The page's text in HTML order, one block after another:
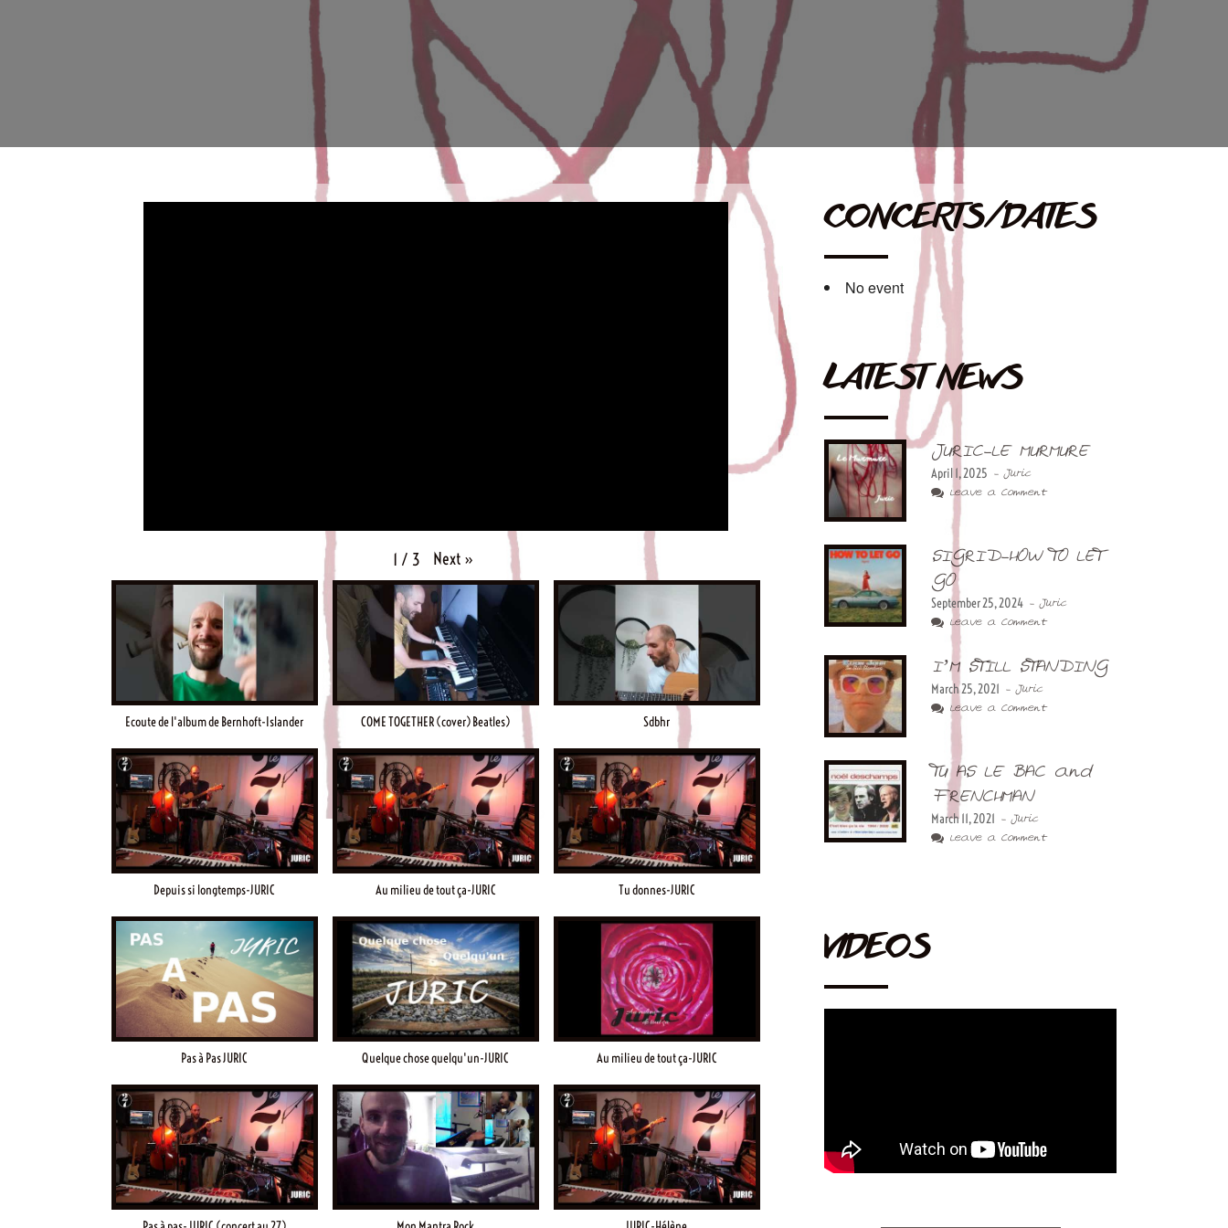
1 / 3 Next »
Ecoute de l'album de Bernhoft-Islander COME TOGETHER (cover) Beatles) Sdbhr
Depuis si longtemps-JURIC Au milieu de tout ça-JURIC Tu donnes-JURIC
Pas à Pas JURIC Quelque chose quelqu'un-JURIC Au milieu de tout ça-JURIC
CONCERTS/DATES
No event
LATEST NEWS
JURIC-LE MURMURE
April 1, 2025 - Juric
Leave a Comment
SIGRID-HOW TO LET
GO
September 25, 2024 - Juric
Leave a Comment
I’M STILL STANDING
March 25, 2021 - Juric
Leave a Comment
TU AS LE BAC and
FRENCHMAN
March 11, 2021 - Juric
Leave a Comment
VIDEOS